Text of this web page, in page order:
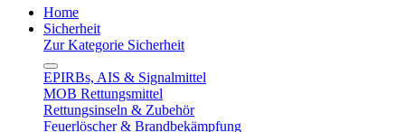
Home
Sicherheit
Zur Kategorie Sicherheit
EPIRBs, AIS & Signalmittel
MOB Rettungsmittel
Rettungsinseln & Zubehör
Feuerlöscher & Brandbekämpfung